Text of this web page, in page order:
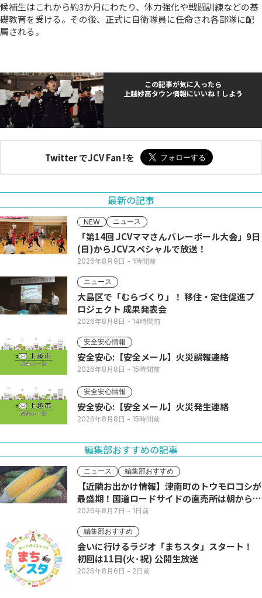
候補生はこれから約3か月にわたり、体力強化や戦闘訓練などの基
礎教育を受ける。その後、正式に自衛隊員に任命され各部隊に配
属される。
この記事が気に入ったら
上越妙高タウン情報にいいね！しよう
Twitter でJCV Fan !を
最新の記事
NEW ニュース
「第14回 JCVママさんバレーボール大会」9日
(日)からJCVスペシャルで放送！
2026年8月9日 - 1時間前
ニュース
大島区で「むらづくり」！ 移住・定住促進プ
ロジェクト 成果発表会
2026年8月8日 - 14時間前
安全安心情報
安全安心:【安全メール】火災誤報連絡
2026年8月8日 - 15時間前
安全安心情報
安全安心:【安全メール】火災発生連絡
2026年8月8日 - 15時間前
編集部おすすめの記事
ニュース 編集部おすすめ
【近隣お出かけ情報】津南町のトウモロコシが
最盛期！国道ロードサイドの直売所は朝から長
い列
2026年8月7日 - 1日前
編集部おすすめ
会いに行けるラジオ「まちスタ」スタート！
初回は11日(火･祝) 公開生放送
2026年8月6日 - 2日前